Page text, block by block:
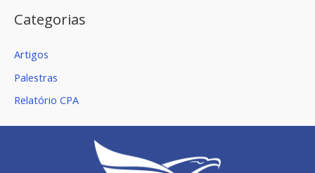
Categorias
Artigos
Palestras
Relatório CPA